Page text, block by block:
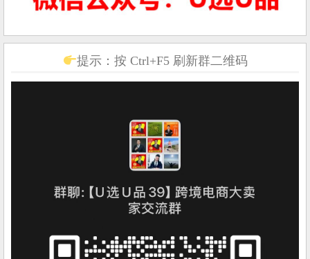
提示：按 Ctrl+F5 刷新群二维码